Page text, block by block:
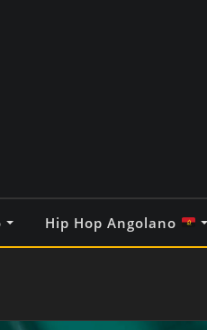
Hip Hop Angolano